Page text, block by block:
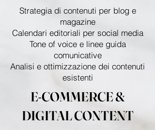
Strategia di contenuti per blog e
magazine
Calendari editoriali per social media
Tone of voice e linee guida
comunicative
Analisi e ottimizzazione dei contenuti
esistenti
E-COMMERCE &
DIGITAL CONTENT